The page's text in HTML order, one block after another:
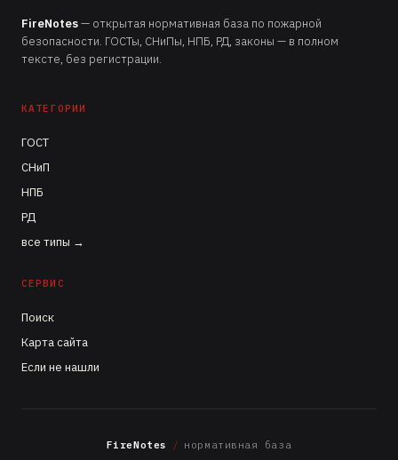
FireNotes— открытая нормативная база по пожарной
безопасности. ГОСТы, СНиПы, НПБ, РД, законы — в полном
тексте, без регистрации.
КАТЕГОРИИ
ГОСТ
СНиП
НПБ
РД
все типы →
СЕРВИС
Поиск
Карта сайта
Если не нашли
FireNotes / нормативная база